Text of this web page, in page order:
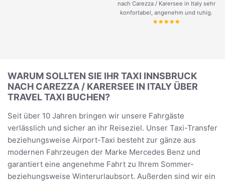
nach Carezza / Karersee in Italy sehr
konfortabel, angenehm und ruhig.
WARUM SOLLTEN SIE IHR TAXI INNSBRUCK
NACH CAREZZA / KARERSEE IN ITALY ÜBER
TRAVEL TAXI BUCHEN?
Seit über 10 Jahren bringen wir unsere Fahrgäste
verlässlich und sicher an ihr Reiseziel. Unser Taxi-Transfer
beziehungsweise Airport-Taxi besteht zur gänze aus
modernen Fahrzeugen der Marke Mercedes Benz und
garantiert eine angenehme Fahrt zu Ihrem Sommer-
beziehungsweise Winterurlaubsort. Außerden sind wir ein